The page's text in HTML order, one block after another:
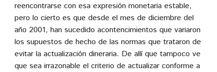
reencontrarse con esa expresión monetaria estable,
pero lo cierto es que desde el mes de diciembre del
año 2001, han sucedido acontencimientos que variaron
los supuestos de hecho de las normas que trataron de
evitar la actualización dineraria. De allí que tampoco ve
que sea irrazonable el criterio de actualizar conforme a